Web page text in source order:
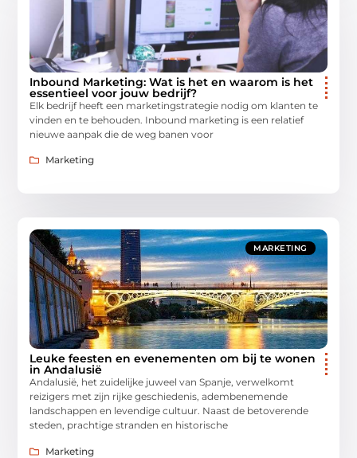
Inbound Marketing: Wat is het en waarom is het
essentieel voor jouw bedrijf?
Elk bedrijf heeft een marketingstrategie nodig om klanten te
vinden en te behouden. Inbound marketing is een relatief
nieuwe aanpak die de weg banen voor
Marketing
MARKETING
Leuke feesten en evenementen om bij te wonen
in Andalusië
Andalusië, het zuidelijke juweel van Spanje, verwelkomt
reizigers met zijn rijke geschiedenis, adembenemende
landschappen en levendige cultuur. Naast de betoverende
steden, prachtige stranden en historische
Marketing